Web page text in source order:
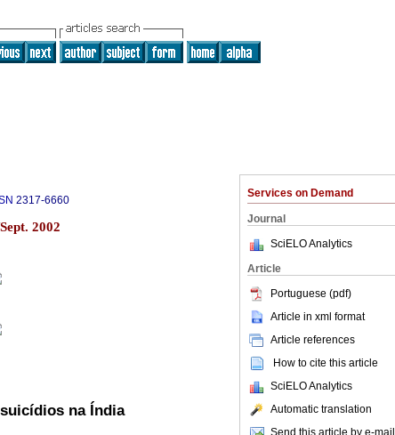
Services on Demand
Journal
SciELO Analytics
Article
Portuguese (pdf)
Article in xml format
Article references
How to cite this article
SciELO Analytics
Automatic translation
Send this article by e-mail
2317-6660
2002
na Índia